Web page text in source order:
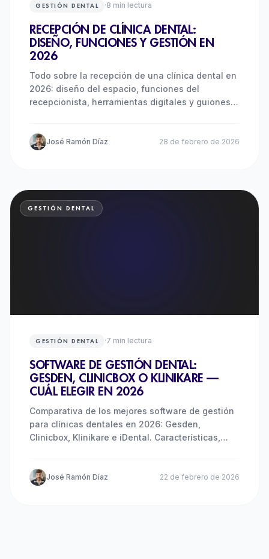
GESTIÓN DENTAL ·8 min lectura
RECEPCIÓN DE CLÍNICA DENTAL:
DISEÑO, FUNCIONES Y GESTIÓN EN
2026
Todo sobre la recepción de una clínica dental en
2026: diseño del espacio, funciones del
recepcionista, herramientas digitales y guiones
José Ramón Díaz 28 de febrero de 2026
GESTIÓN DENTAL
GESTIÓN DENTAL ·7 min lectura
SOFTWARE DE GESTIÓN DENTAL:
GESDEN, CLINICBOX O KLINIKARE —
CUÁL ELEGIR EN 2026
Comparativa de los mejores software de gestión
para clínicas dentales en 2026: Gesden,
Clinicbox, Klinikare e iDental. Características,
José Ramón Díaz 22 de febrero de 2026